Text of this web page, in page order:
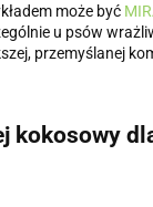
może być
u psów
przemyślanej
kokosowy